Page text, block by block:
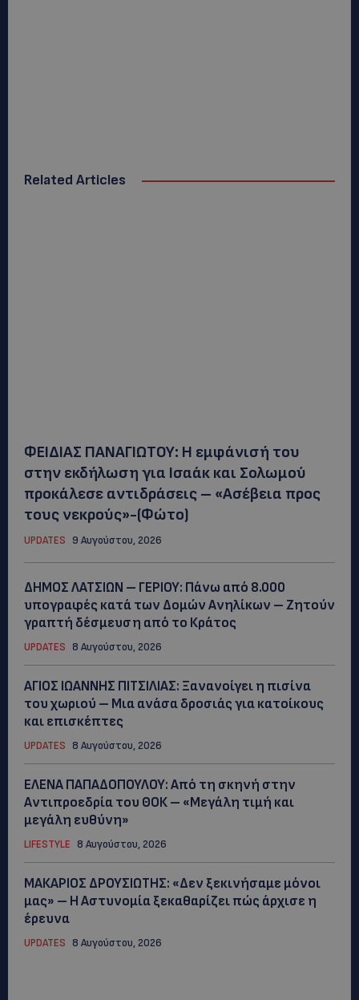
Related Articles
ΦΕΙΔΙΑΣ ΠΑΝΑΓΙΩΤΟΥ: Η εμφάνισή του
στην εκδήλωση για Ισαάκ και Σολωμού
προκάλεσε αντιδράσεις – «Ασέβεια προς
τους νεκρούς»-(Φώτο)
UPDATES 9 Αυγούστου, 2026
ΔΗΜΟΣ ΛΑΤΣΙΩΝ – ΓΕΡΙΟΥ: Πάνω από 8.000
υπογραφές κατά των Δομών Ανηλίκων – Ζητούν
γραπτή δέσμευση από το Κράτος
UPDATES 8 Αυγούστου, 2026
ΑΓΙΟΣ ΙΩΑΝΝΗΣ ΠΙΤΣΙΛΙΑΣ: Ξανανοίγει η πισίνα
του χωριού – Μια ανάσα δροσιάς για κατοίκους
και επισκέπτες
UPDATES 8 Αυγούστου, 2026
ΕΛΕΝΑ ΠΑΠΑΔΟΠΟΥΛΟΥ: Από τη σκηνή στην
Αντιπροεδρία του ΘΟΚ – «Μεγάλη τιμή και
μεγάλη ευθύνη»
LIFESTYLE 8 Αυγούστου, 2026
ΜΑΚΑΡΙΟΣ ΔΡΟΥΣΙΩΤΗΣ: «Δεν ξεκινήσαμε μόνοι
μας» – Η Αστυνομία ξεκαθαρίζει πώς άρχισε η
έρευνα
UPDATES 8 Αυγούστου, 2026